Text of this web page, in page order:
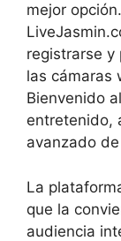
mejor
registrarse y
las cámaras
Bienvenido
entretenido,
avanzado
La
que la
audiencia